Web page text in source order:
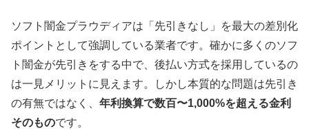
ソフト闇金プラウディアは「先引きなし」を最大の差別化
ポイントとして強調している業者です。確かに多くのソフ
ト闇金が先引きをする中で、後払い方式を採用しているの
は一見メリットに見えます。しかし本質的な問題は先引き
の有無ではなく、 年利換算で数百〜1,000%を超える金利
そのものです。